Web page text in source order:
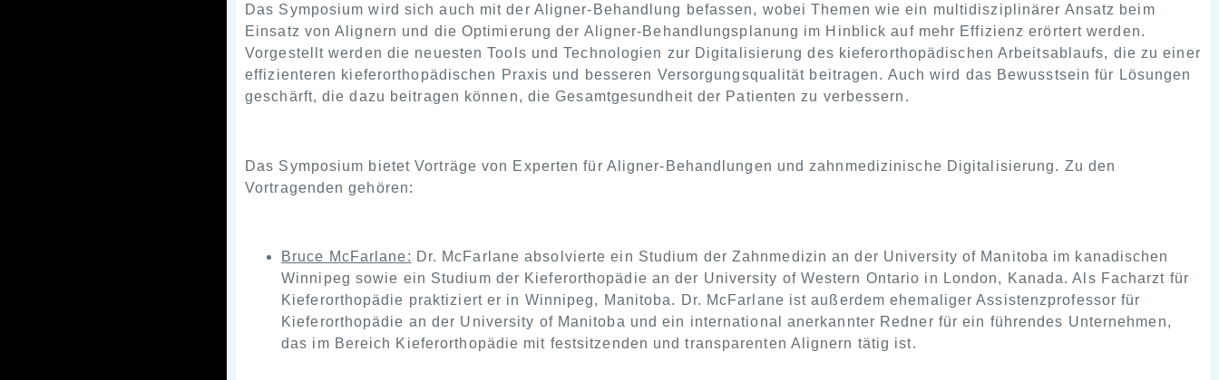
Das Symposium wird sich auch mit der Aligner-Behandlung befassen, wobei Themen wie ein multidisziplinärer Ansatz beim
Einsatz von Alignern und die Optimierung der Aligner-Behandlungsplanung im Hinblick auf mehr Effizienz erörtert werden.
Vorgestellt werden die neuesten Tools und Technologien zur Digitalisierung des kieferorthopädischen Arbeitsablaufs, die zu einer
effizienteren kieferorthopädischen Praxis und besseren Versorgungsqualität beitragen. Auch wird das Bewusstsein für Lösungen
geschärft, die dazu beitragen können, die Gesamtgesundheit der Patienten zu verbessern.
Das Symposium bietet Vorträge von Experten für Aligner-Behandlungen und zahnmedizinische Digitalisierung. Zu den
Vortragenden gehören:
Bruce McFarlane: Dr. McFarlane absolvierte ein Studium der Zahnmedizin an der University of Manitoba im kanadischen
Winnipeg sowie ein Studium der Kieferorthopädie an der University of Western Ontario in London, Kanada. Als Facharzt für
Kieferorthopädie praktiziert er in Winnipeg, Manitoba. Dr. McFarlane ist außerdem ehemaliger Assistenzprofessor für
Kieferorthopädie an der University of Manitoba und ein international anerkannter Redner für ein führendes Unternehmen,
das im Bereich Kieferorthopädie mit festsitzenden und transparenten Alignern tätig ist.